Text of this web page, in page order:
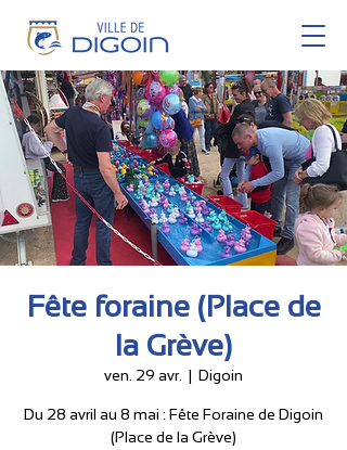
Fête foraine (Place de
la Grève)
ven. 29 avr.
  |
Digoin
Du 28 avril au 8 mai : Fête Foraine de Digoin
(Place de la Grève)